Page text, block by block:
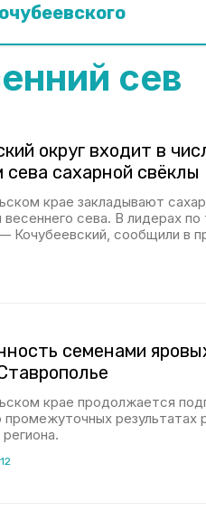
сев
округ входит в
сева сахарной свёклы
крае закладывают
сева. В лидерах
Кочубеевский, сообщили в
семенами
крае продолжается
результатах